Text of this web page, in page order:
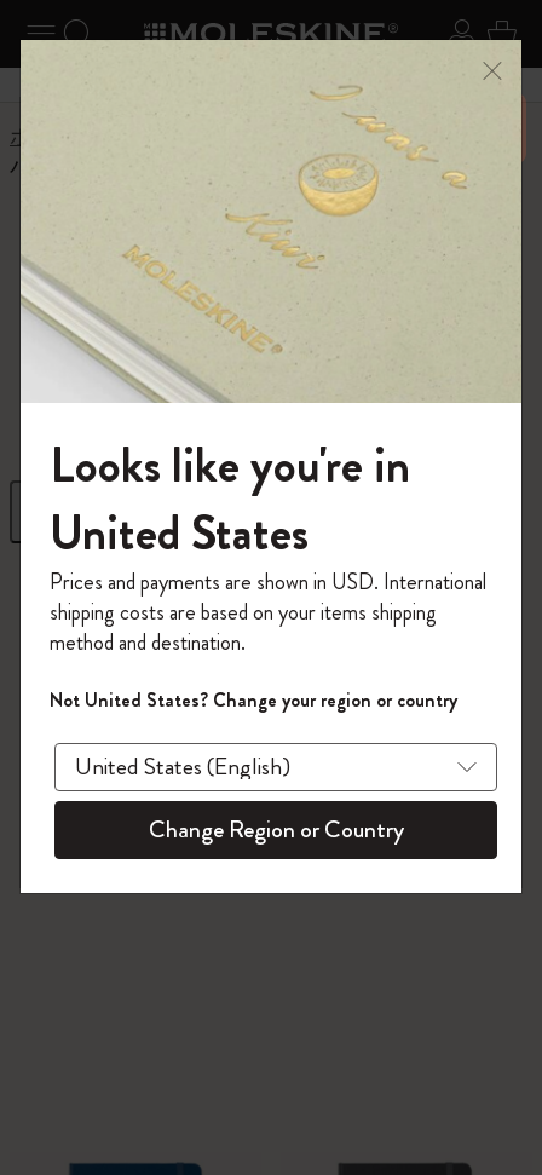
ナビゲーションの切替 ログ
検索 (キーワードなど) カ
6,500円以上のご購入で送料無料 メニ
ーを閉じる
ホーム
パッションジャーナル
パッションジャー
ナル
情熱があふれ出すノートブック
フィルター
7 プロダクツ
モレスキンの世界へようこそ
「WELCOME10」を入力すると、初回注
文が10%オフ＋送料無料になります。セ
ール・アウトレット品は適用外。
Moleskineアカウントを作成して限定オフ
ァーや会員特典、さらに多くのインスピ
レーションを手に入れましょう。
今すぐ会員登録 !
Looks like you're in
United States
Prices and payments are shown in USD. International
shipping costs are based on your items shipping
method and destination.
Not United States? Change your region or country
Change Region or Country